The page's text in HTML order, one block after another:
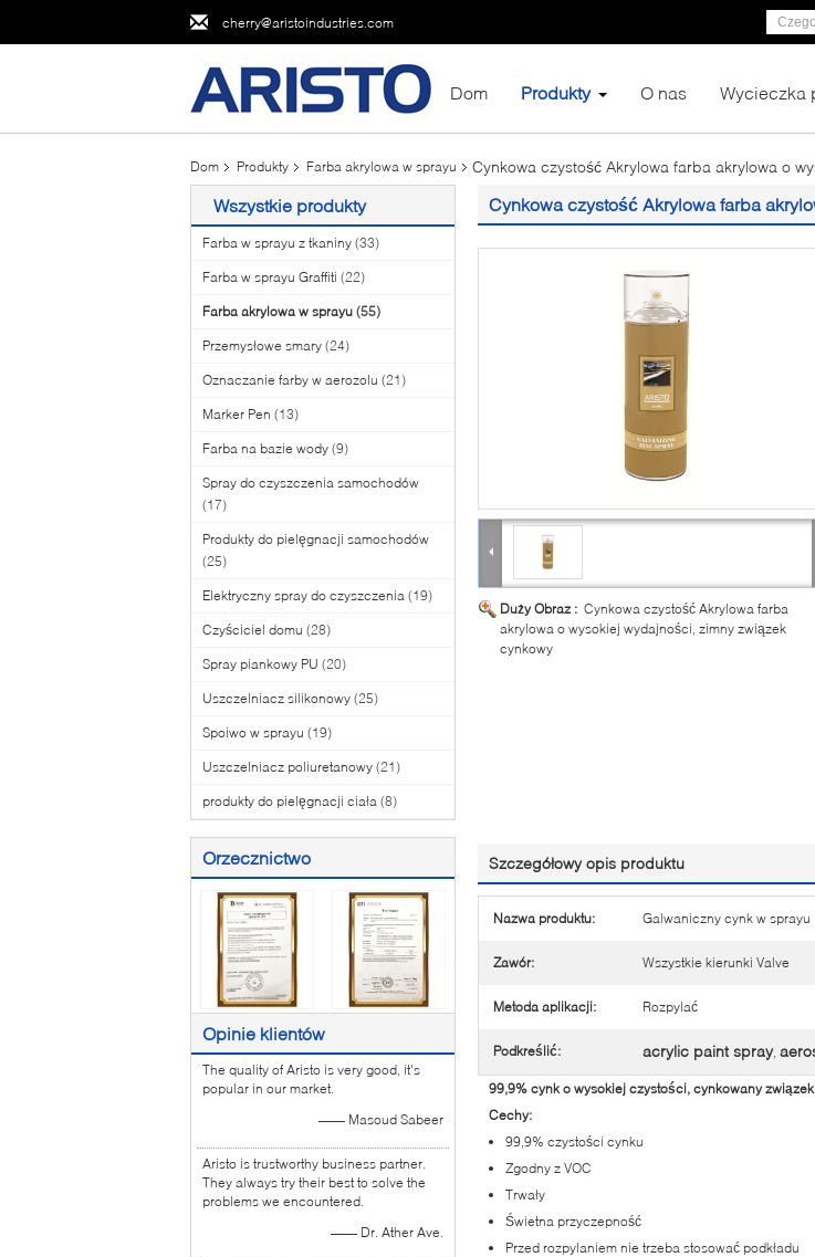
cherry@aristoindustries.com
Dom Produkty O nas Wycieczka
Dom Produkty Farba akrylowa w sprayu Cynkowa czystość Akrylowa farba akrylowa o
Wszystkie produkty
Farba w sprayu z tkaniny (33)
Farba w sprayu Graffiti (22)
Farba akrylowa w sprayu (55)
Przemysłowe smary (24)
Oznaczanie farby w aerozolu (21)
Marker Pen (13)
Farba na bazie wody (9)
Spray do czyszczenia samochodów
(17)
Produkty do pielęgnacji samochodów
(25)
Elektryczny spray do czyszczenia (19)
Czyściciel domu (28)
Spray piankowy PU (20)
Uszczelniacz silikonowy (25)
Spoiwo w sprayu (19)
Uszczelniacz poliuretanowy (21)
produkty do pielęgnacji ciała (8)
Orzecznictwo
Opinie klientów
The quality of Aristo is very good, it's
popular in our market.
—— Masoud Sabeer
Aristo is trustworthy business partner.
They always try their best to solve the
problems we encountered.
—— Dr. Ather Ave.
Cynkowa czystość Akrylowa farba
Duży Obraz : Cynkowa czystość Akrylowa farba
akrylowa o wysokiej wydajności, zimny związek
cynkowy
Szczegółowy opis produktu
Nazwa produktu: Galwaniczny cynk w sprayu
Zawór: Wszystkie kierunki Valve
Metoda aplikacji: Rozpylać
Podkreślić: acrylic paint spray,
99,9% cynk o wysokiej czystości, cynkowany
Cechy:
99,9% czystości cynku
Zgodny z VOC
Trwały
Świetna przyczepność
Przed rozpylaniem nie trzeba stosować podkładu